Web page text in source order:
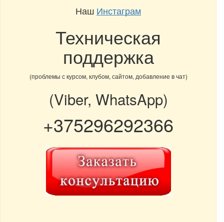
Наш Инстаграм
Техническая
поддержка
(проблемы с курсом, клубом, сайтом, добавление в чат)
(Viber, WhatsApp)
+375296292366